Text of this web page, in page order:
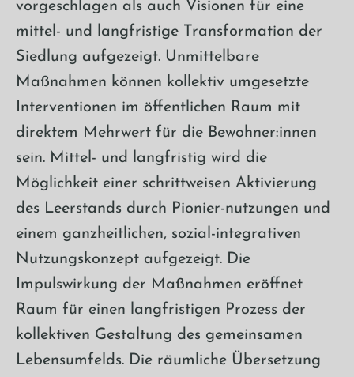
vorgeschlagen als auch Visionen für eine
mittel- und langfristige Transformation der
Siedlung aufgezeigt. Unmittelbare
Maßnahmen können kollektiv umgesetzte
Interventionen im öffentlichen Raum mit
direktem Mehrwert für die Bewohner:innen
sein. Mittel- und langfristig wird die
Möglichkeit einer schrittweisen Aktivierung
des Leerstands durch Pionier-nutzungen und
einem ganzheitlichen, sozial-integrativen
Nutzungskonzept aufgezeigt. Die
Impulswirkung der Maßnahmen eröffnet
Raum für einen langfristigen Prozess der
kollektiven Gestaltung des gemeinsamen
Lebensumfelds. Die räumliche Übersetzung